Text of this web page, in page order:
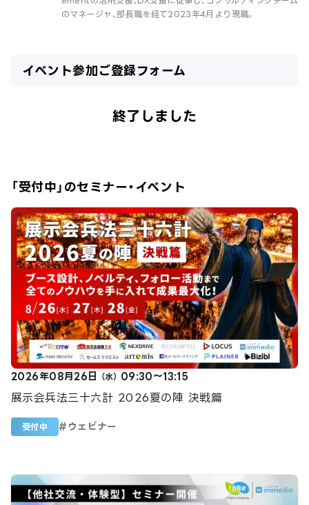
のマネージャ、部長職を経て2023年4月より現職。
イベント参加ご登録フォーム
終了しました
「受付中」のセミナー・イベント
2026年08月26日 （水） 09:30～13:15
展示会兵法三十六計 2026夏の陣 決戦篇
受付中 # ウェビナー